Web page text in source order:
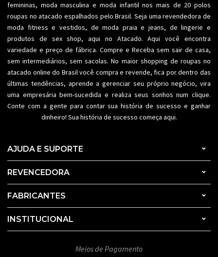
femininas, moda masculina e moda infantil nos mais de 20 polos
roupas no atacado espalhados pelo Brasil. Seja uma revendedora de
moda fitness e vestidos, de moda praia e jeans, de lingerie e
produtos de sex shop, aqui no Atacado. Aqui você encontra
variedade e preço de fábrica. Compre e Receba sem sair de casa,
sem intermediários, sem sacolas. No maior shopping de roupas no
atacado online do Brasil você compra e revende, fica por dentro das
últimas tendências, aprende a gerenciar seu próprio negócio, vira
uma empresária bem-sucedida e realiza seus sonhos num clique.
Conte com a gente para contar sua história de sucesso e ganhar
dinheiro! Sua história de sucesso começa aqui.
AJUDA E SUPORTE
REVENCEDORA
FABRICANTES
INSTITUCIONAL
Meios de Pagamento